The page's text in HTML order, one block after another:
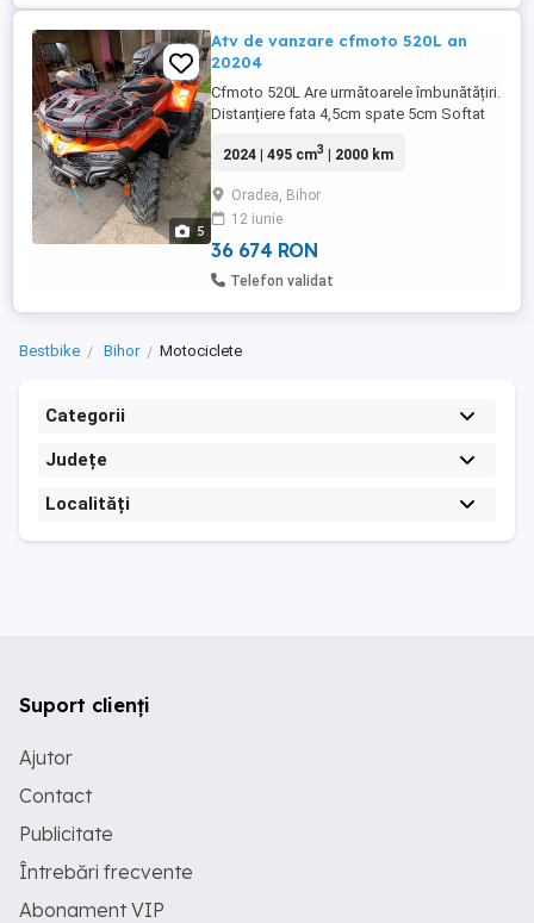
5
Atv de vanzare cfmoto 520L an
20204
Cfmoto 520L Are următoarele îmbunătățiri.
Distanțiere fata 4,5cm spate 5cm Softat
depozitare Baterie noua Schimb făcut
Catalizator anulat Atv se prezintă ca nou și
accept orice test. 7000 euro usor
negociabil
2024 | 495 cm3 | 2000 km
Oradea, Bihor
12 iunie
36 674 RON
Telefon validat
Bestbike Bihor Motociclete
Categorii
Județe
Localități
Suport clienți
Ajutor
Contact
Publicitate
Întrebări frecvente
Abonament VIP